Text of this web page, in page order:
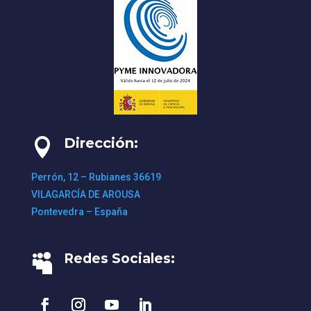
 Dirección:
Perrón, 12 – Rubianes 36619
VILAGARCÍA DE AROUSA
Pontevedra – España
 Redes Sociales: